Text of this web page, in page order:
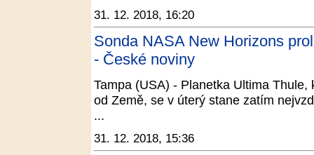
31. 12. 2018, 16:20
Sonda NASA New Horizons
- České noviny
Tampa (USA) - Planetka Ultima
od Země, se v úterý stane zatím
...
31. 12. 2018, 15:36